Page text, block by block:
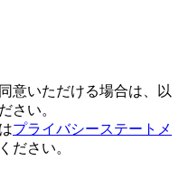
意いただける場合は、以
さい。
プライバシーステートメ
ださい。